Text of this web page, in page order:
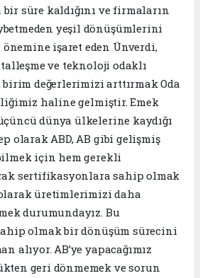
süre kaldığını ve firmaların
yeşil dönüşümlerini
işaret eden Ünverdi,
ve teknoloji odaklı
değerlerimizi arttırmak Oda
haline gelmiştir. Emek
dünya ülkelerine kaydığı
olarak ABD, AB gibi gelişmiş
için hem gerekli
sertifikasyonlara sahip olmak
olarak üretimlerimizi daha
durumundayız. Bu
olmak bir dönüşüm sürecini
alıyor. AB’ye yapacağımız
geri dönmemek ve sorun